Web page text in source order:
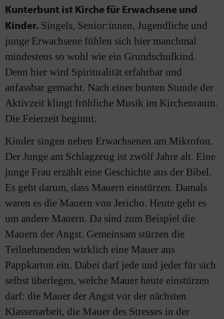
Kunterbunt ist Kirche für Erwachsene und
Kinder. Singels, Senior:innen, Jugendliche und
junge Erwachsene fühlen sich hier manchmal
mindestens so wohl wie ein Grundschulkind.
Denn hier wird Spiritualität erfahrbar und
anfassbar gemacht. Nach einer bunten Stunde der
Aktivzeit klingt fröhliche Musik im Kirchenraum.
Die Feierzeit beginnt.
Kinder singen neben Erwachsenen am Mikrofon.
Der Junge am Schlagzeug ist zwölf Jahre alt. Eine
junge Frau erzählt eine Geschichte aus der Bibel.
Es geht darum, dass Mauern einstürzen. Damals
waren es die Mauern von Jericho. Heute geht es
um andere Mauern. Da sind zum Beispiel die
Mauern der Angst. Gemeinsam stürzen die
Teilnehmenden wirklich eine Mauer aus
Pappkarton ein. Dabei darf jede und jeder für sich
selbst überlegen, welche Mauer heute einstürzen
darf: die Mauer der Angst vor der nächsten
Klassenarbeit, die Mauer des Stresses in der